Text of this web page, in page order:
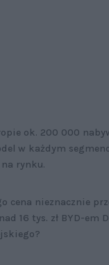
ok. 200 000
w każdym
rynku.
cena nieznacznie
16 tys. zł BYD-em